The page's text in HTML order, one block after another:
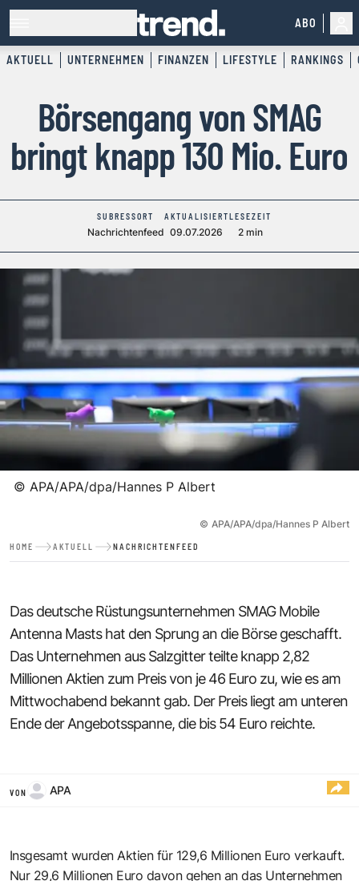
ABO
AKTUELL UNTERNEHMEN FINANZEN LIFESTYLE RANKINGS
Börsengang von SMAG
bringt knapp 130 Mio. Euro
SUBRESSORT
Nachrichtenfeed
AKTUALISIERT
09.07.2026
LESEZEIT
2 min
© APA/APA/dpa/Hannes P Albert
© APA/APA/dpa/Hannes P Albert
HOME AKTUELL NACHRICHTENFEED
Das deutsche Rüstungsunternehmen SMAG Mobile
Antenna Masts hat den Sprung an die Börse geschafft.
Das Unternehmen aus Salzgitter teilte knapp 2,82
Millionen Aktien zum Preis von je 46 Euro zu, wie es am
Mittwochabend bekannt gab. Der Preis liegt am unteren
Ende der Angebotsspanne, die bis 54 Euro reichte.
VON APA
Insgesamt wurden Aktien für 129,6 Millionen Euro verkauft.
Nur 29,6 Millionen Euro davon gehen an das Unternehmen